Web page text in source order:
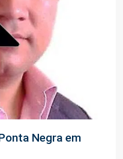
Negra em